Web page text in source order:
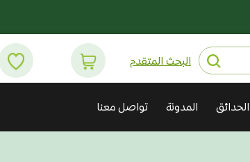
البحث المتقدم
المدونة تواصل معنا